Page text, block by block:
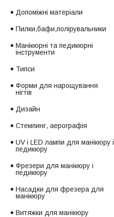
Допоміжні матеріали
Пилки,бафи,полірувальники
Манікюрні та педикюрні
інструменти
Типси
Форми для нарощування
нігтів
Дизайн
Стемпинг, аерографія
UV і LED лампи для манікюру і
педикюру
Фрезери для манікюру і
педикюру
Насадки для фрезера для
манікюру
Витяжки для манікюру